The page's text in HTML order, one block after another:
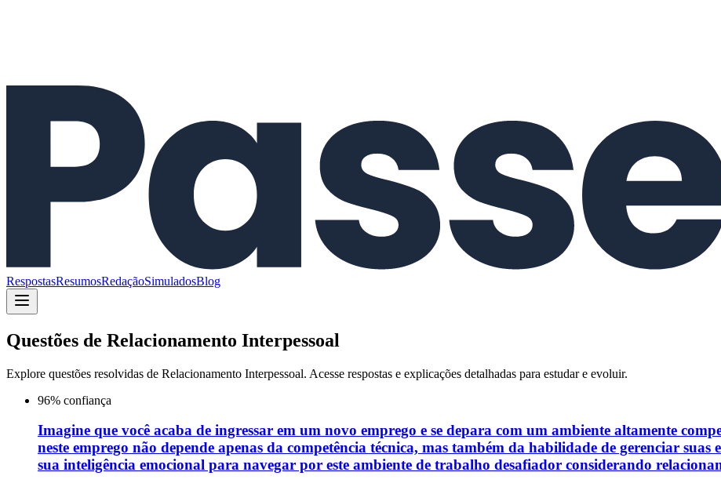
RespostasResumosRedaçãoSimuladosBlog
Questões de Relacionamento Interpessoal
Explore questões resolvidas de Relacionamento Interpessoal. Acesse respostas e explicações detalhadas para estudar e evoluir.
96% confiança
Imagine que você acaba de ingressar em um novo emprego e se depara com um ambiente altamente
neste emprego não depende apenas da competência técnica, mas também da habilidade de gerenciar
sua inteligência emocional para navegar por este ambiente de trabalho desafiador considerando